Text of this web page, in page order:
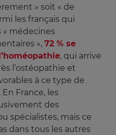
» soit « de
les français qui
« médecines
», 72 % se
, qui arrive
l’ostéopathie et
à ce type de
France, les
des
spécialistes, mais ce
dans tous les autres